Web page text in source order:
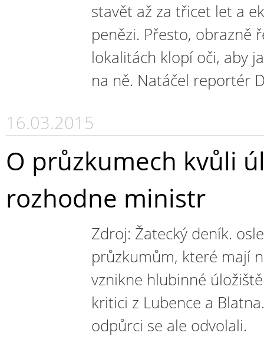
stavět až za třicet let a
penězi. Přesto, obrazně
lokalitách klopí oči, aby
na ně. Natáčel reportér
16.03.2015
O průzkumech kvůli
rozhodne ministr
Zdroj: Žatecký deník.
průzkumům, které mají
vznikne hlubinné
kritici z Lubence a
odpůrci se ale odvolali.